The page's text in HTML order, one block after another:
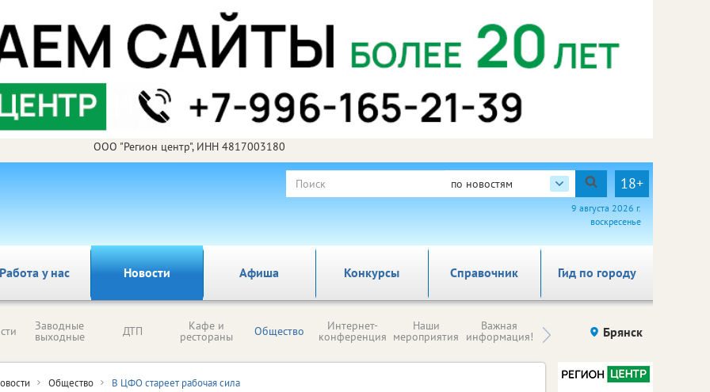
ООО "Регион центр", ИНН 4817003180
по новостям 18+
9 августа 2026 г.
воскресенье
Работа у нас Новости Афиша Справочник Гид по городу
Конкурсы
Заводные
выходные ДТП Кафе и
рестораны Общество Интернет-
конференция
Наши
мероприятия
Важная
информация! Происшествия Здоровье
Брянск
Общество В ЦФО стареет рабочая сила